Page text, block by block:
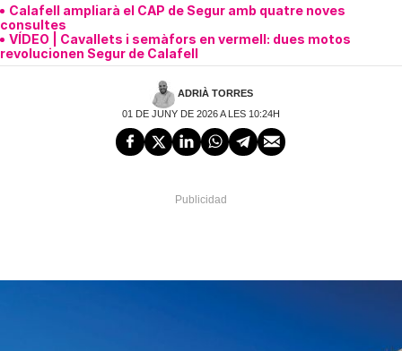
Calafell ampliarà el CAP de Segur amb quatre noves
consultes
VÍDEO | Cavallets i semàfors en vermell: dues motos
revolucionen Segur de Calafell
ADRIÀ TORRES
01 DE JUNY DE 2026 A LES 10:24H